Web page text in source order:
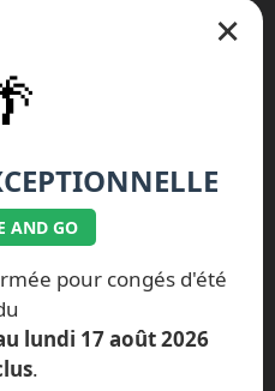
S5 Neo
S5 Mini
Galaxy S5
S4 Active
S4 Mini
Galaxy S4
×
AND GO
pour congés d'été
lundi 17 août 2026
.